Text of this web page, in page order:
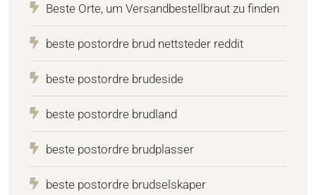
Beste Orte, um Versandbestellbraut zu finden
beste postordre brud nettsteder reddit
beste postordre brudeside
beste postordre brudland
beste postordre brudplasser
beste postordre brudselskaper